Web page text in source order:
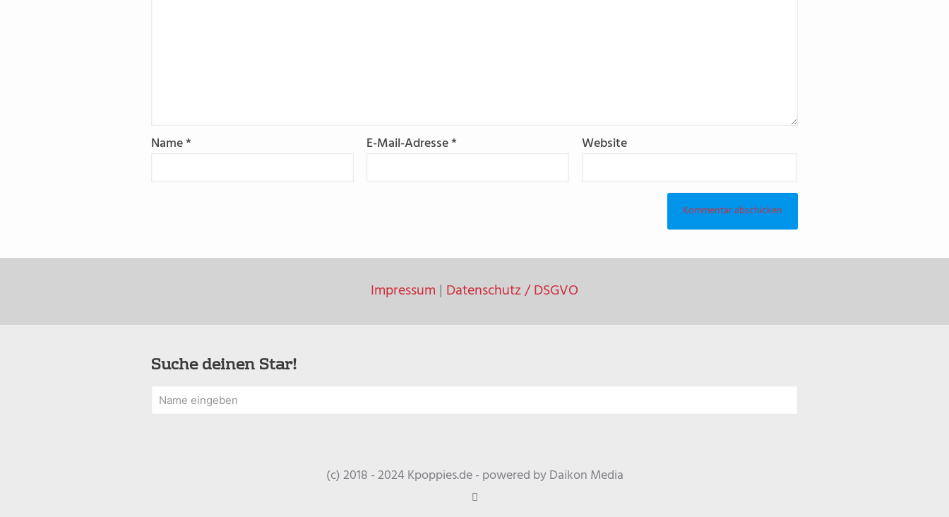
Name* E-Mail-Adresse* Website
Impressum | Datenschutz / DSGVO
Suche deinen Star!
(c) 2018 - 2024 Kpoppies.de - powered by Daikon Media